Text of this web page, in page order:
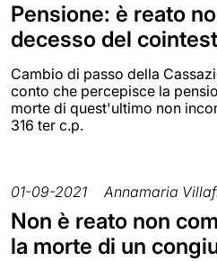
Pensione: è reato
decesso del
Cambio di passo della
conto che percepisce la
morte di quest'ultimo non
316 ter c.p.
01-09-2021 Annamaria
Non è reato non
la morte di un